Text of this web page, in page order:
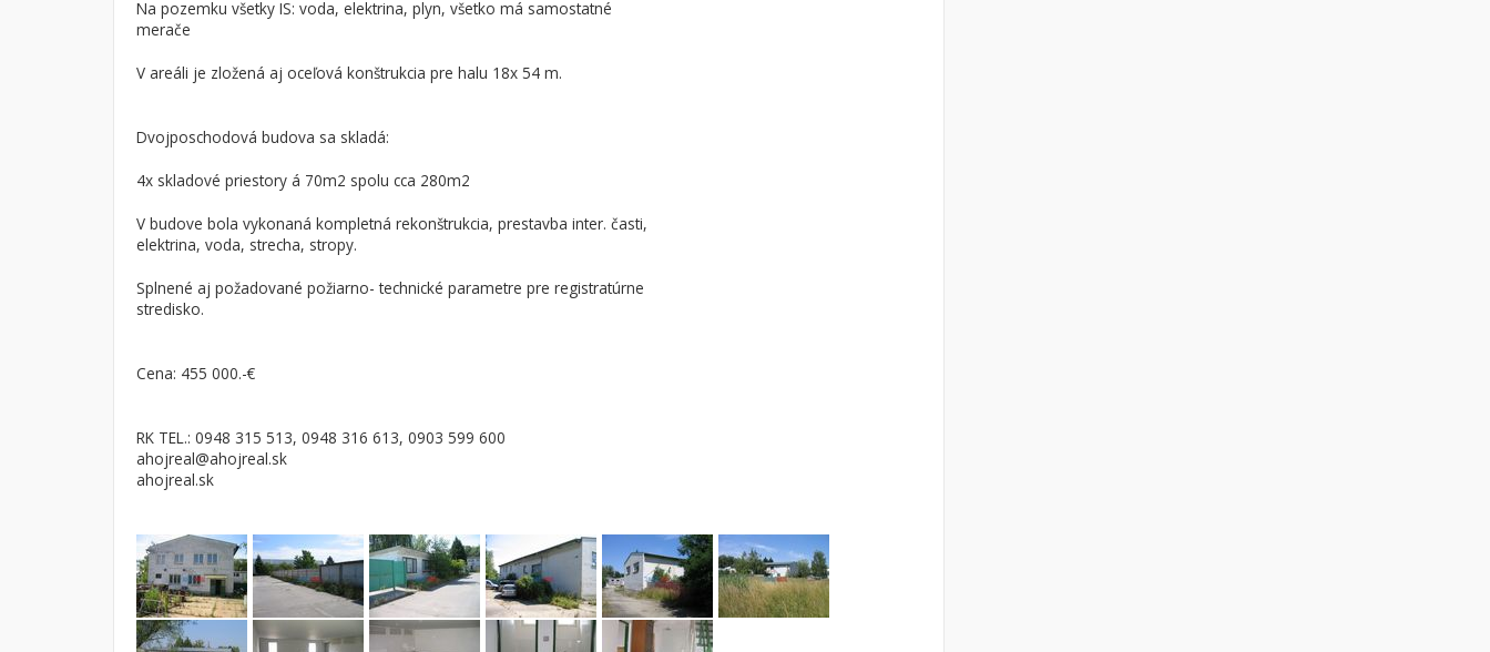
Na pozemku všetky IS: voda, elektrina, plyn, všetko má samostatné
merače
V areáli je zložená aj oceľová konštrukcia pre halu 18x 54 m.
Dvojposchodová budova sa skladá:
4x skladové priestory á 70m2 spolu cca 280m2
V budove bola vykonaná kompletná rekonštrukcia, prestavba inter. časti,
elektrina, voda, strecha, stropy.
Splnené aj požadované požiarno- technické parametre pre registratúrne
stredisko.
Cena: 455 000.-€
RK TEL.: 0948 315 513, 0948 316 613, 0903 599 600
ahojreal@ahojreal.sk
ahojreal.sk